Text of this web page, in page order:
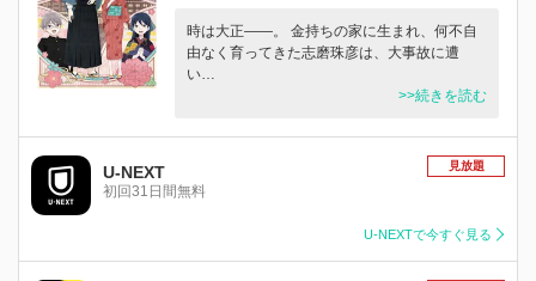
時は大正――。 金持ちの家に生まれ、何不自
由なく育ってきた志磨珠彦は、大事故に遭
い…
>>続きを読む
U-NEXT
初回31日間無料
見放題
U-NEXTで今すぐ見る